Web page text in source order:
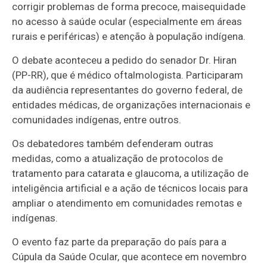
corrigir problemas de forma precoce, maisequidade
no acesso à saúde ocular (especialmente em áreas
rurais e periféricas) e atenção à população indígena.
O debate aconteceu a pedido do senador Dr. Hiran
(PP-RR), que é médico oftalmologista. Participaram
da audiência representantes do governo federal, de
entidades médicas, de organizações internacionais e
comunidades indígenas, entre outros.
Os debatedores também defenderam outras
medidas, como a atualização de protocolos de
tratamento para catarata e glaucoma, a utilização de
inteligência artificial e a ação de técnicos locais para
ampliar o atendimento em comunidades remotas e
indígenas.
O evento faz parte da preparação do país para a
Cúpula da Saúde Ocular, que acontece em novembro